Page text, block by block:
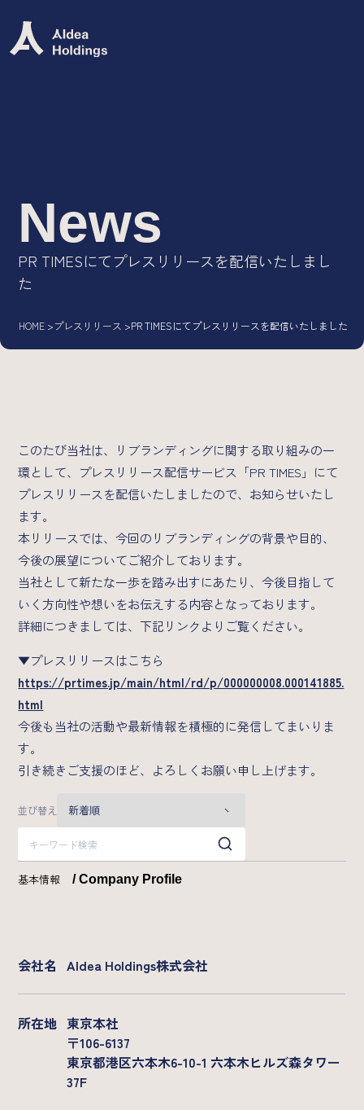
Group Company
IT専門人材エージェント/
AIdea Engineers
カンパニーデック 成長戦略
News
2026年
Recruit
メッセージ 募集職種一覧
Company
基本情報 メンバー
沿革
News
PR TIMESにてプレスリリースを配信いたしまし
た
HOME プレスリリース PR TIMESにてプレスリリースを配信いたしました
このたび当社は、リブランディングに関する取り組みの一
環として、プレスリリース配信サービス「PR TIMES」にて
プレスリリースを配信いたしましたので、お知らせいたし
ます。
本リリースでは、今回のリブランディングの背景や目的、
今後の展望についてご紹介しております。
当社として新たな一歩を踏み出すにあたり、今後目指して
いく方向性や想いをお伝えする内容となっております。
詳細につきましては、下記リンクよりご覧ください。
▼プレスリリースはこちら
https://prtimes.jp/main/html/rd/p/000000008.000141885.
html
今後も当社の活動や最新情報を積極的に発信してまいりま
す。
引き続きご支援のほど、よろしくお願い申し上げます。
並び替え
基本情報 / Company Profile
会社名 AIdea Holdings株式会社
所在地 東京本社
〒106-6137
東京都港区六本木6-10-1 六本木ヒルズ森タワー
37F